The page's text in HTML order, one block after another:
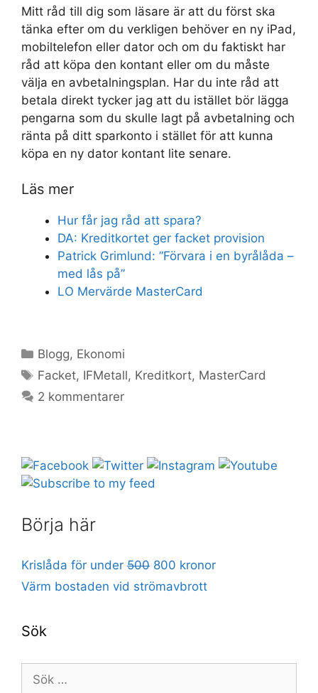
Mitt råd till dig som läsare är att du först ska
tänka efter om du verkligen behöver en ny iPad,
mobiltelefon eller dator och om du faktiskt har
råd att köpa den kontant eller om du måste
välja en avbetalningsplan. Har du inte råd att
betala direkt tycker jag att du istället bör lägga
pengarna som du skulle lagt på avbetalning och
ränta på ditt sparkonto i stället för att kunna
köpa en ny dator kontant lite senare.
Läs mer
Hur får jag råd att spara?
DA: Kreditkortet ger facket provision
Patrick Grimlund: ”Förvara i en byrålåda –
med lås på”
LO Mervärde MasterCard
Kategorier
Blogg, Ekonomi
Etiketter
Facket, IFMetall, Kreditkort, MasterCard
2 kommentarer
Börja här
Krislåda för under 500 800 kronor
Värm bostaden vid strömavbrott
Sök
efter: